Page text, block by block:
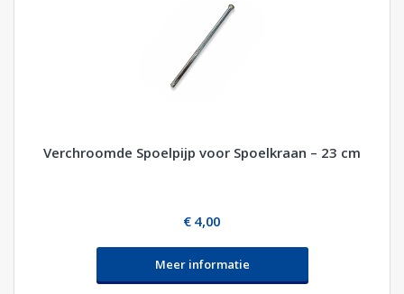
Verchroomde Spoelpijp voor Spoelkraan – 23 cm
€ 4,00
Meer informatie